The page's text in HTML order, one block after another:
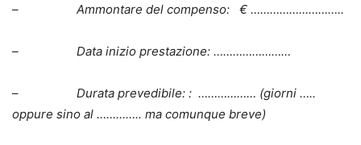
– Ammontare del compenso: € ………………………..
– Data inizio prestazione: ……………………
– Durata prevedibile: : ……………… (giorni …..
oppure sino al ………….. ma comunque breve)